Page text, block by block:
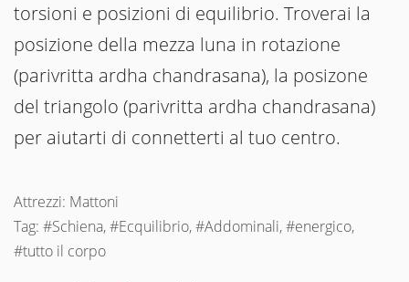
torsioni e posizioni di equilibrio. Troverai la
posizione della mezza luna in rotazione
(parivritta ardha chandrasana), la posizone
del triangolo (parivritta ardha chandrasana)
per aiutarti di connetterti al tuo centro.
Attrezzi: Mattoni
Tag: #Schiena, #Ecquilibrio, #Addominali, #energico,
#tutto il corpo